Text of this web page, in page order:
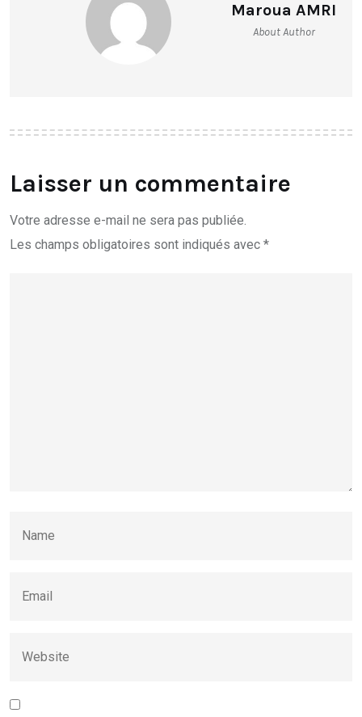
Maroua AMRI
About Author
Laisser un commentaire
Votre adresse e-mail ne sera pas publiée.
Les champs obligatoires sont indiqués avec *